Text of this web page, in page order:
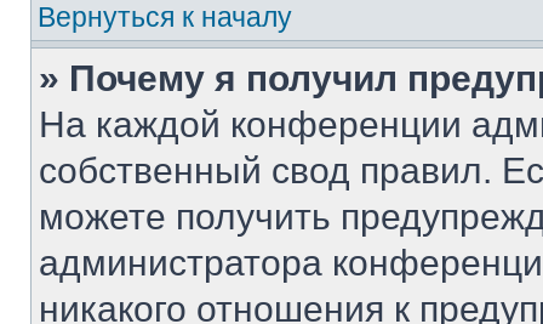
Вернуться к началу
» Почему я получил
На каждой конференции
собственный свод правил.
можете получить
администратора
никакого отношения к